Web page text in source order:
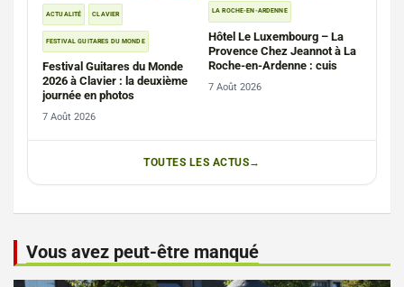
ACTUALITÉ CLAVIER
FESTIVAL GUITARES DU MONDE
Festival Guitares du Monde
2026 à Clavier : la deuxième
journée en photos
7 Août 2026
LA ROCHE-EN-ARDENNE
Hôtel Le Luxembourg – La
Provence Chez Jeannot à La
Roche-en-Ardenne : cuis
7 Août 2026
TOUTES LES ACTUS
Vous avez peut-être manqué